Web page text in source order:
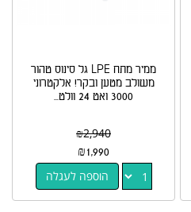
ממיר מתח LPE גל סינוס טהור
משולב מטען ובקר! אלקטרוני
3000 ואט 24 וולט...
₪2,940
₪1,990
הוספה לעגלה